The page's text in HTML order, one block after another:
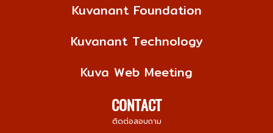
Kuvanant Foundation
Kuvanant Technology
Kuva Web Meeting
CONTACT
ติดต่อสอบถาม